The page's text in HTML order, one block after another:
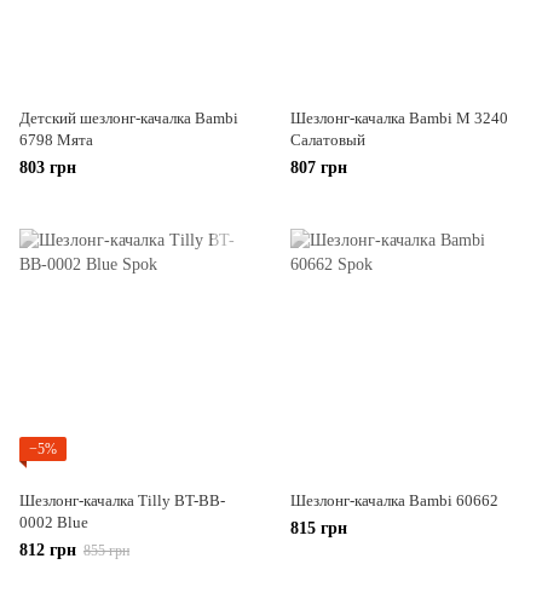
Детский шезлонг-качалка Bambi
6798 Мята
803 грн
Шезлонг-качалка Bambi M 3240
Салатовый
807 грн
−5%
Шезлонг-качалка Tilly BT-BB-
0002 Blue
812 грн 855 грн
Шезлонг-качалка Bambi 60662
815 грн